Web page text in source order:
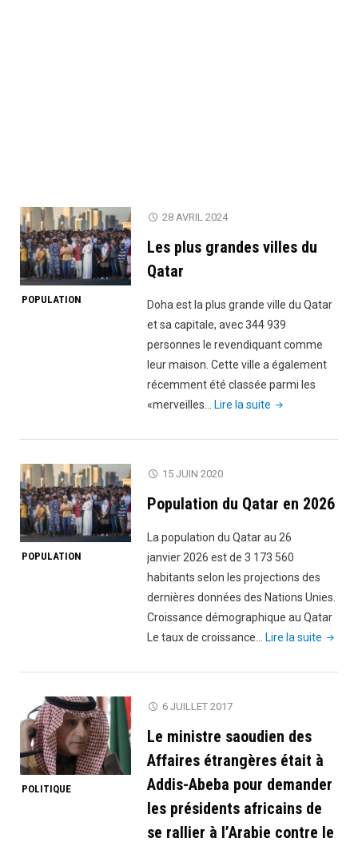
POPULATION
28 AVRIL 2024
Les plus grandes villes du
Qatar
Doha est la plus grande ville du Qatar
et sa capitale, avec 344 939
personnes le revendiquant comme
leur maison. Cette ville a également
récemment été classée parmi les
«merveilles…
Lire la suite "Les
grandes
Qatar"
POPULATION
15 JUIN 2020
Population du Qatar en 2026
La population du Qatar au 26
janvier 2026 est de 3 173 560
habitants selon les projections des
dernières données des Nations Unies.
Croissance démographique au Qatar
Le taux de croissance…
Lire la suite
Qatar
POLITIQUE
6 JUILLET 2017
Le ministre saoudien des
Affaires étrangères était à
Addis-Abeba pour demander
les présidents africains de
se rallier à l’Arabie contre le